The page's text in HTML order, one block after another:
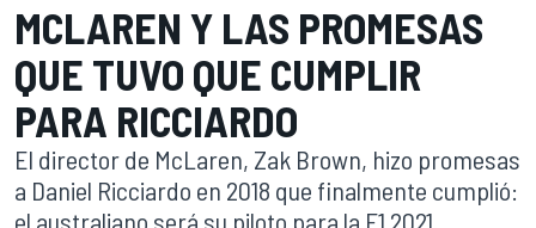
MCLAREN Y LAS PROMESAS
QUE TUVO QUE CUMPLIR
PARA RICCIARDO
El director de McLaren, Zak Brown, hizo promesas
a Daniel Ricciardo en 2018 que finalmente cumplió:
el australiano será su piloto para la F1 2021.